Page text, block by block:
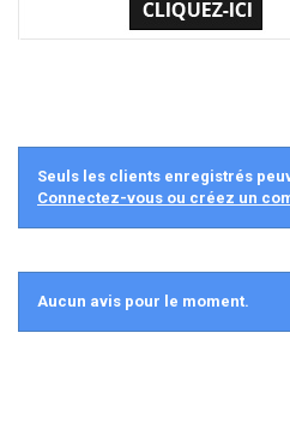
Seuls les clients enregistrés
Connectez-vous ou créez un
Aucun avis pour le moment.